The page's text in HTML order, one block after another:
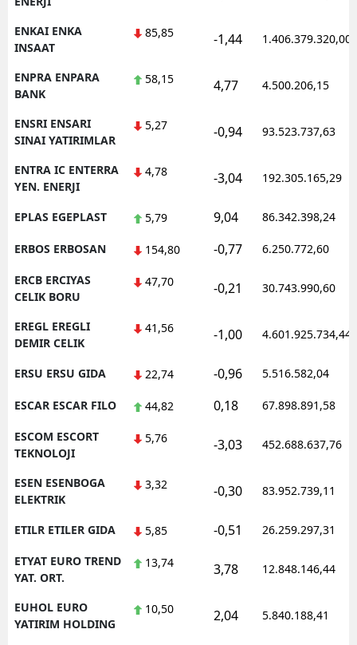
ENKAI ENKA
INSAAT
85,85 -1,44 1.406.379.320,00
ENPRA ENPARA
BANK
58,15 4,77 4.500.206,15
ENSRI ENSARI
SINAI YATIRIMLAR
5,27 -0,94 93.523.737,63
ENTRA IC ENTERRA
YEN. ENERJI
4,78 -3,04 192.305.165,29
EPLAS EGEPLAST 5,79 9,04 86.342.398,24
ERBOS ERBOSAN 154,80 -0,77 6.250.772,60
ERCB ERCIYAS
CELIK BORU
47,70 -0,21 30.743.990,60
EREGL EREGLI
DEMIR CELIK
41,56 -1,00 4.601.925.734,44
ERSU ERSU GIDA 22,74 -0,96 5.516.582,04
ESCAR ESCAR FILO 44,82 0,18 67.898.891,58
ESCOM ESCORT
TEKNOLOJI
5,76 -3,03 452.688.637,76
ESEN ESENBOGA
ELEKTRIK
3,32 -0,30 83.952.739,11
ETILR ETILER GIDA 5,85 -0,51 26.259.297,31
ETYAT EURO TREND
YAT. ORT.
13,74 3,78 12.848.146,44
EUHOL EURO
YATIRIM HOLDING
10,50 2,04 5.840.188,41